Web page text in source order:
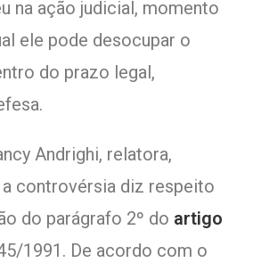
na ação judicial, momento
ele pode desocupar o
do prazo legal,
Andrighi, relatora,
controvérsia diz respeito
do parágrafo 2º do artigo
1991. De acordo com o